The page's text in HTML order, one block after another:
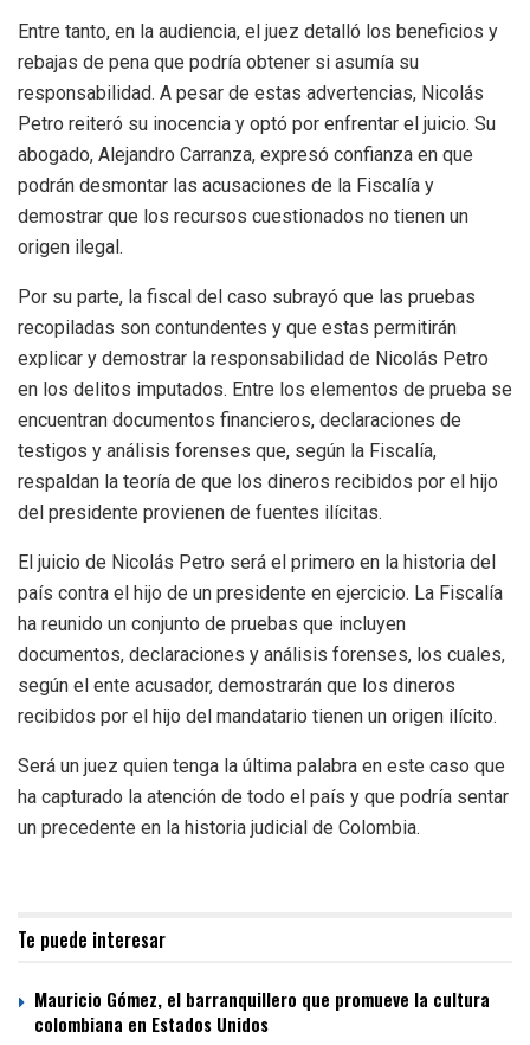
Entre tanto, en la audiencia, el juez detalló los beneficios y
rebajas de pena que podría obtener si asumía su
responsabilidad. A pesar de estas advertencias, Nicolás
Petro reiteró su inocencia y optó por enfrentar el juicio. Su
abogado, Alejandro Carranza, expresó confianza en que
podrán desmontar las acusaciones de la Fiscalía y
demostrar que los recursos cuestionados no tienen un
origen ilegal.
Por su parte, la fiscal del caso subrayó que las pruebas
recopiladas son contundentes y que estas permitirán
explicar y demostrar la responsabilidad de Nicolás Petro
en los delitos imputados. Entre los elementos de prueba se
encuentran documentos financieros, declaraciones de
testigos y análisis forenses que, según la Fiscalía,
respaldan la teoría de que los dineros recibidos por el hijo
del presidente provienen de fuentes ilícitas.
El juicio de Nicolás Petro será el primero en la historia del
país contra el hijo de un presidente en ejercicio. La Fiscalía
ha reunido un conjunto de pruebas que incluyen
documentos, declaraciones y análisis forenses, los cuales,
según el ente acusador, demostrarán que los dineros
recibidos por el hijo del mandatario tienen un origen ilícito.
Será un juez quien tenga la última palabra en este caso que
ha capturado la atención de todo el país y que podría sentar
un precedente en la historia judicial de Colombia.
Te puede interesar
Mauricio Gómez, el barranquillero que promueve la cultura
colombiana en Estados Unidos